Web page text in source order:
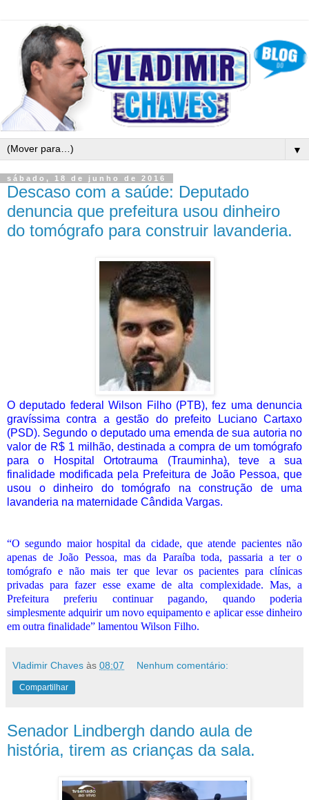
▼
sábado, 18 de junho de 2016
Descaso com a saúde: Deputado
denuncia que prefeitura usou dinheiro
do tomógrafo para construir lavanderia.
O deputado federal Wilson Filho (PTB), fez uma denuncia
gravíssima contra a gestão do prefeito Luciano Cartaxo
(PSD). Segundo o deputado uma emenda de sua autoria no
valor de R$ 1 milhão, destinada a compra de um tomógrafo
para o Hospital Ortotrauma (Trauminha), teve a sua
finalidade modificada pela Prefeitura de João Pessoa, que
usou o dinheiro do tomógrafo na construção de uma
lavanderia na maternidade Cândida Vargas.
“O segundo maior hospital da cidade, que atende pacientes não
apenas de João Pessoa, mas da Paraíba toda, passaria a ter o
tomógrafo e não mais ter que levar os pacientes para clínicas
privadas para fazer esse exame de alta complexidade. Mas, a
Prefeitura preferiu continuar pagando, quando poderia
simplesmente adquirir um novo equipamento e aplicar esse dinheiro
em outra finalidade” lamentou Wilson Filho.
Vladimir Chaves às 08:07 Nenhum comentário:
Compartilhar
Senador Lindbergh dando aula de
história, tirem as crianças da sala.